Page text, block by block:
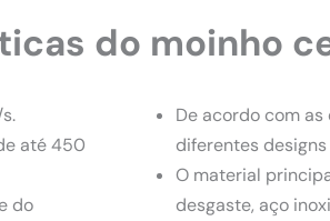
do moinho
até 450
do
De acordo com
diferentes
O material
desgaste, aço